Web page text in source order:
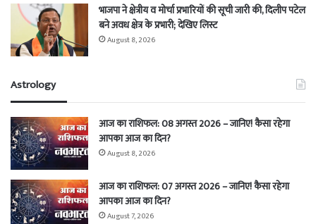
भाजपा ने क्षेत्रीय व मोर्चा प्रभारियों की सूची जारी की, दिलीप पटेल
बने अवध क्षेत्र के प्रभारी; देखिए लिस्ट
August 8, 2026
Astrology
आज का राशिफल: 08 अगस्त 2026 – जानिए! कैसा रहेगा
आपका आज का दिन?
August 8, 2026
आज का राशिफल: 07 अगस्त 2026 – जानिए! कैसा रहेगा
आपका आज का दिन?
August 7, 2026